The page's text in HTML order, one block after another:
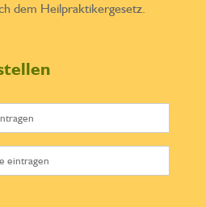
dem Heilpraktikergesetz.